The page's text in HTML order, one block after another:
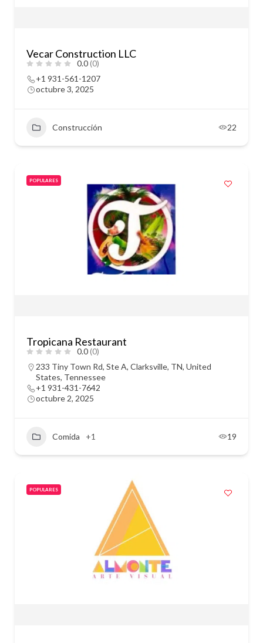
Vecar Construction LLC
0.0(0)
+1 931-561-1207
octubre 3, 2025
Construcción 22
POPULARES
Tropicana Restaurant
0.0(0)
233 Tiny Town Rd, Ste A, Clarksville, TN, United
States, Tennessee
+1 931-431-7642
octubre 2, 2025
Comida +1 19
POPULARES